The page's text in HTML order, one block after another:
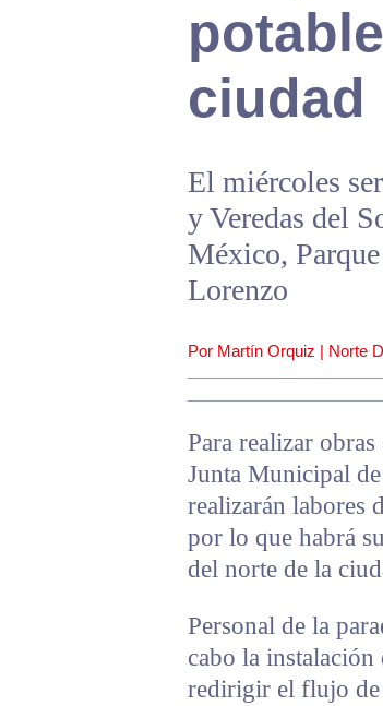
ciudad
El miércoles
y Veredas del
México,
Lorenzo
Por Martín Orquiz | Norte
Para realizar
Junta Municipal
realizarán labores
por lo que habrá
del norte de la
Personal de la
cabo la
redirigir el flujo de